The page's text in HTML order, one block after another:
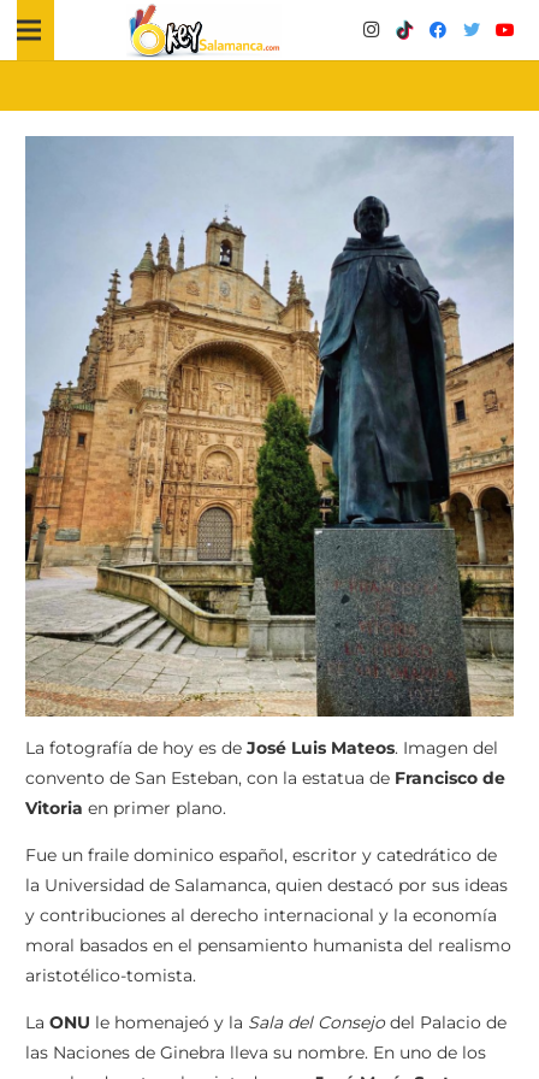
La fotografía de hoy es de José Luis Mateos. Imagen del
convento de San Esteban, con la estatua de Francisco de
Vitoria en primer plano.
Fue un fraile dominico español, escritor y catedrático de
la Universidad de Salamanca, quien destacó por sus ideas
y contribuciones al derecho internacional y la economía
moral basados en el pensamiento humanista del realismo
aristotélico-tomista.
La ONU le homenajeó y la Sala del Consejodel Palacio de
las Naciones de Ginebra lleva su nombre. En uno de los